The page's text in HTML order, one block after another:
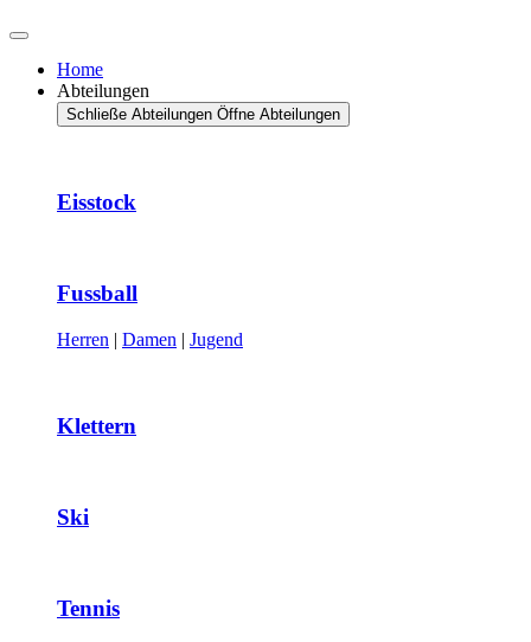
Home
Abteilungen
Schließe Abteilungen Öffne Abteilungen
Eisstock
Fussball
Herren | Damen | Jugend
Klettern
Ski
Tennis